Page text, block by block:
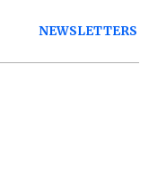
NEWSLETTERS